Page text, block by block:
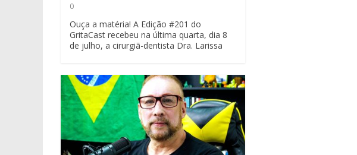
0
Ouça a matéria! A Edição #201 do
GritaCast recebeu na última quarta, dia 8
de julho, a cirurgiã-dentista Dra. Larissa